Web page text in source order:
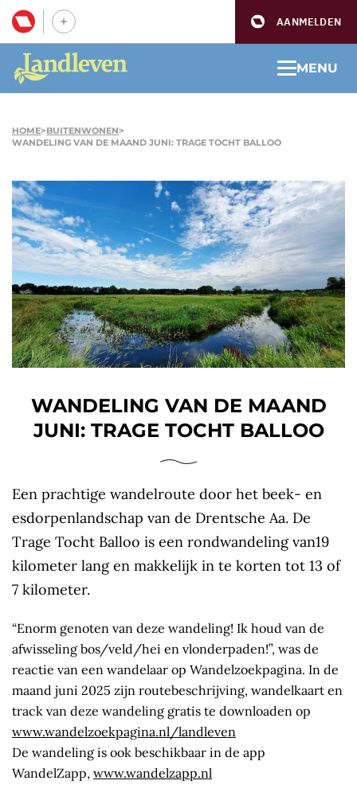
AANMELDEN
MENU
HOME>BUITENWONEN>
WANDELING VAN DE MAAND JUNI: TRAGE TOCHT BALLOO
WANDELING VAN DE MAAND
JUNI: TRAGE TOCHT BALLOO
Een prachtige wandelroute door het beek- en
esdorpenlandschap van de Drentsche Aa. De
Trage Tocht Balloo is een rondwandeling van19
kilometer lang en makkelijk in te korten tot 13 of
7 kilometer.
“Enorm genoten van deze wandeling! Ik houd van de
afwisseling bos/veld/hei en vlonderpaden!”, was de
reactie van een wandelaar op Wandelzoekpagina. In de
maand juni 2025 zijn routebeschrijving, wandelkaart en
track van deze wandeling gratis te downloaden op
www.wandelzoekpagina.nl/landleven
De wandeling is ook beschikbaar in de app
WandelZapp, www.wandelzapp.nl